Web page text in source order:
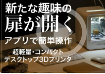
テクノロジー・
映像・映画
ビジネス・起業